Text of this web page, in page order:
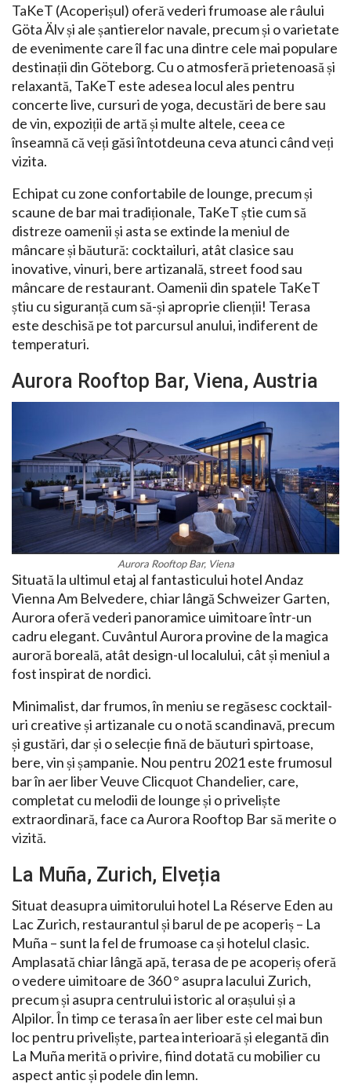
TaKeT (Acoperișul) oferă vederi frumoase ale râului
Göta Älv și ale șantierelor navale, precum și o varietate
de evenimente care îl fac una dintre cele mai populare
destinații din Göteborg. Cu o atmosferă prietenoasă și
relaxantă, TaKeT este adesea locul ales pentru
concerte live, cursuri de yoga, decustări de bere sau
de vin, expoziții de artă și multe altele, ceea ce
înseamnă că veți găsi întotdeuna ceva atunci când veți
vizita.
Echipat cu zone confortabile de lounge, precum și
scaune de bar mai tradiționale, TaKeT știe cum să
distreze oamenii și asta se extinde la meniul de
mâncare și băutură: cocktailuri, atât clasice sau
inovative, vinuri, bere artizanală, street food sau
mâncare de restaurant. Oamenii din spatele TaKeT
știu cu siguranță cum să-și aproprie clienții! Terasa
este deschisă pe tot parcursul anului, indiferent de
temperaturi.
Aurora Rooftop Bar, Viena, Austria
Aurora Rooftop Bar, Viena
Situată la ultimul etaj al fantasticului hotel Andaz
Vienna Am Belvedere, chiar lângă Schweizer Garten,
Aurora oferă vederi panoramice uimitoare într-un
cadru elegant. Cuvântul Aurora provine de la magica
auroră boreală, atât design-ul localului, cât și meniul a
fost inspirat de nordici.
Minimalist, dar frumos, în meniu se regăsesc cocktail-
uri creative și artizanale cu o notă scandinavă, precum
și gustări, dar și o selecție fină de băuturi spirtoase,
bere, vin și șampanie. Nou pentru 2021 este frumosul
bar în aer liber Veuve Clicquot Chandelier, care,
completat cu melodii de lounge și o priveliște
extraordinară, face ca Aurora Rooftop Bar să merite o
vizită.
La Muña, Zurich, Elveția
Situat deasupra uimitorului hotel La Réserve Eden au
Lac Zurich, restaurantul și barul de pe acoperiș – La
Muña – sunt la fel de frumoase ca și hotelul clasic.
Amplasată chiar lângă apă, terasa de pe acoperiș oferă
o vedere uimitoare de 360 ° asupra lacului Zurich,
precum și asupra centrului istoric al orașului și a
Alpilor. În timp ce terasa în aer liber este cel mai bun
loc pentru priveliște, partea interioară și elegantă din
La Muña merită o privire, fiind dotată cu mobilier cu
aspect antic și podele din lemn.